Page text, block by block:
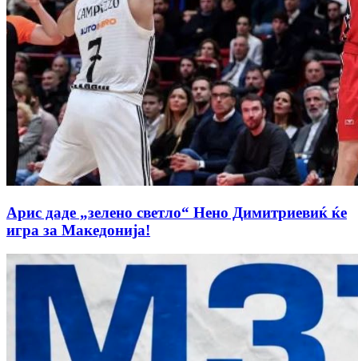
Арис даде „зелено светло“ Нено Димитриевиќ ќе
игра за Македонија!